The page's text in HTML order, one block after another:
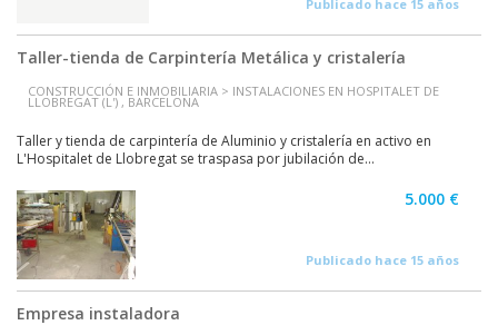
Publicado hace 15 años
Taller-tienda de Carpintería Metálica y cristalería
CONSTRUCCIÓN E INMOBILIARIA > INSTALACIONES EN HOSPITALET DE
LLOBREGAT (L') , BARCELONA
Taller y tienda de carpintería de Aluminio y cristalería en activo en
L'Hospitalet de Llobregat se traspasa por jubilación de...
5.000 €
Publicado hace 15 años
Empresa instaladora